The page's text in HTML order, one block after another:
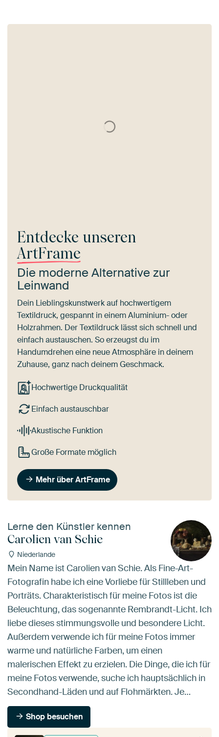
Entdecke unseren
ArtFrame
Die moderne Alternative zur
Leinwand
Dein Lieblingskunstwerk auf hochwertigem
Textildruck, gespannt in einem Aluminium- oder
Holzrahmen. Der Textildruck lässt sich schnell und
einfach austauschen. So erzeugst du im
Handumdrehen eine neue Atmosphäre in deinem
Zuhause, ganz nach deinem Geschmack.
Hochwertige Druckqualität
Einfach austauschbar
Akustische Funktion
Große Formate möglich
Mehr über ArtFrame
Lerne den Künstler kennen
Carolien van Schie
Niederlande
Mein Name ist Carolien van Schie. Als Fine-Art-
Fotografin habe ich eine Vorliebe für Stillleben und
Porträts. Charakteristisch für meine Fotos ist die
Beleuchtung, das sogenannte Rembrandt-Licht. Ich
liebe dieses stimmungsvolle und besondere Licht.
Außerdem verwende ich für meine Fotos immer
warme und natürliche Farben, um einen
malerischen Effekt zu erzielen. Die Dinge, die ich für
meine Fotos verwende, suche ich hauptsächlich in
Secondhand-Läden und auf Flohmärkten. Je…
Shop besuchen